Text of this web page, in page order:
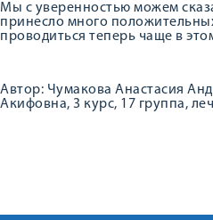
Мы с уверенностью можем
принесло много
проводиться теперь чаще в
Автор: Чумакова Анастасия
Акифовна, 3 курс, 17 группа,